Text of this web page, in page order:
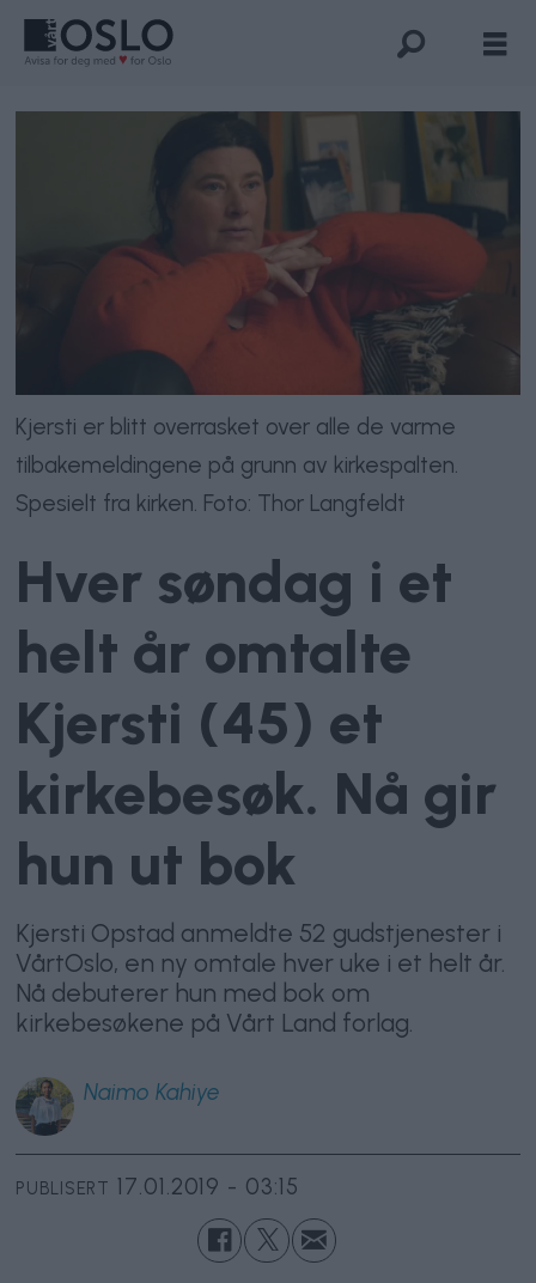
Kjersti er blitt overrasket over alle de varme
tilbakemeldingene på grunn av kirkespalten.
Spesielt fra kirken. Foto: Thor Langfeldt
Hver søndag i et
helt år omtalte
Kjersti (45) et
kirkebesøk. Nå gir
hun ut bok
Kjersti Opstad anmeldte 52 gudstjenester i
VårtOslo, en ny omtale hver uke i et helt år.
Nå debuterer hun med bok om
kirkebesøkene på Vårt Land forlag.
Naimo Kahiye
PUBLISERT 17.01.2019 - 03:15